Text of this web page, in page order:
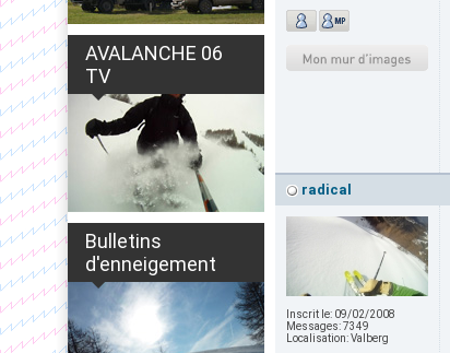
AVALANCHE 06
TV
Bulletins
d'enneigement
radical
Inscrit le: 09/02/2008
Messages:7349
Localisation:Valberg